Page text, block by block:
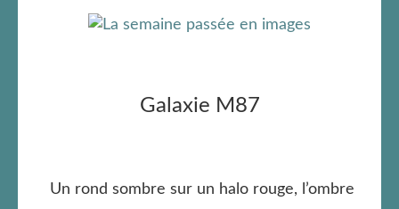
Galaxie M87
Un rond sombre sur un halo rouge, l’ombre